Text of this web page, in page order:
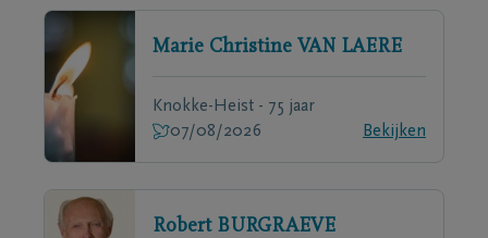
Marie Christine VAN LAERE
Knokke-Heist - 75 jaar
07/08/2026
Bekijken
Robert BURGRAEVE